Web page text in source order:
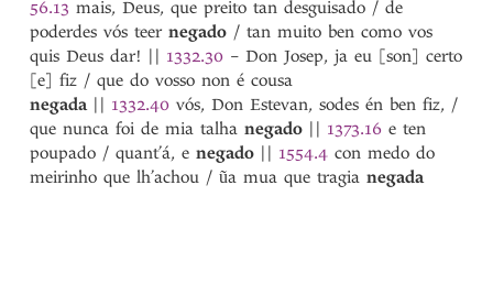
1
natural 2
natureza
Navarra
navarro
nave
navio
Nazareno
56.13 mais, Deus, que preito tan desguisado / de
poderdes vós teernegado / tan muito ben como vos
quis Deus dar! || 1332.30 – Don Josep, ja eu [son] certo
[e] fiz / que do vosso non é cousa
negada || 1332.40 vós, Don Estevan, sodes én ben fiz, /
que nunca foi de mia talhanegado || 1373.16 e ten
poupado / quant’á, enegado || 1554.4 con medo do
meirinho que lh’achou / ũa mua que tragianegada